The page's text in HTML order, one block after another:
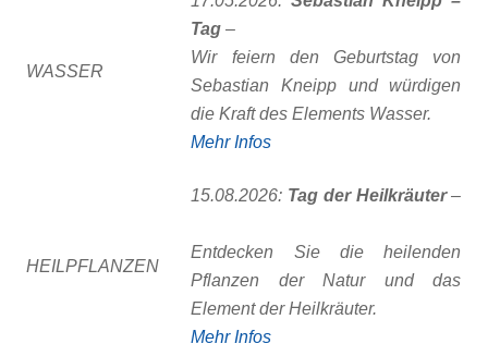
WASSER
Tag –
Wir feiern den Geburtstag von
Sebastian Kneipp und würdigen
die Kraft des Elements Wasser.
Mehr Infos
HEILPFLANZEN
15.08.2026: Tag der Heilkräuter–
Entdecken Sie die heilenden
Pflanzen der Natur und das
Element der Heilkräuter.
Mehr Infos